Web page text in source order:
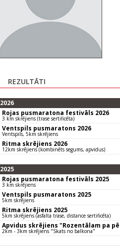
REZULTĀTI
2026
Rojas pusmaratona festivāls 2026
3 km skrējiens (trase sertificēta)
Ventspils pusmaratons 2026
Ventspils, 5km skrējiens
Ritma skrējiens 2026
12km skrējiens (kombinēts segums, apvidus)
2025
Rojas pusmaratona festivāls 2025
3 km skrējiens
Ventspils pusmaratons 2025
5km skrējiens
Ritma skrējiens 2025
5km skrējiens (asfalta trase, distance sertificēta)
Apvidus skrējiens "Rozentālam pa
2km - 3km skrējiens "Skats no balkona"